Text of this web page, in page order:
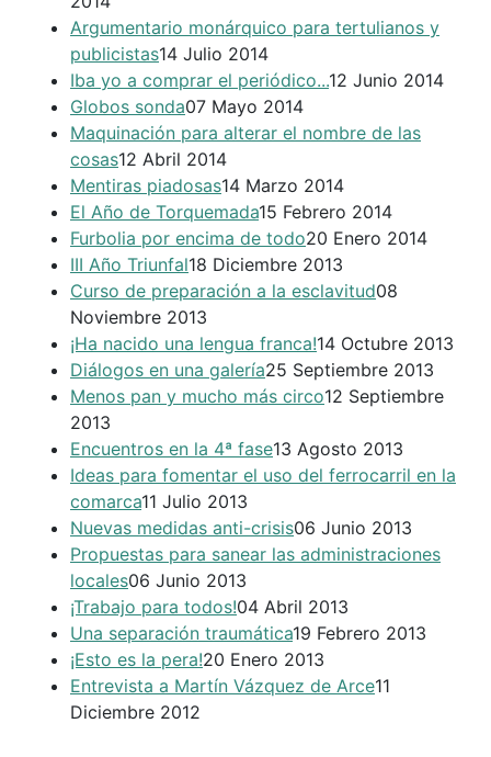
Argumentario monárquico para tertulianos y
publicistas14 Julio 2014
Iba yo a comprar el periódico...12 Junio 2014
Globos sonda07 Mayo 2014
Maquinación para alterar el nombre de las
cosas12 Abril 2014
Mentiras piadosas14 Marzo 2014
El Año de Torquemada15 Febrero 2014
Furbolia por encima de todo20 Enero 2014
III Año Triunfal18 Diciembre 2013
Curso de preparación a la esclavitud08
Noviembre 2013
¡Ha nacido una lengua franca!14 Octubre 2013
Diálogos en una galería25 Septiembre 2013
Menos pan y mucho más circo12 Septiembre
2013
Encuentros en la 4ª fase13 Agosto 2013
Ideas para fomentar el uso del ferrocarril en la
comarca11 Julio 2013
Nuevas medidas anti-crisis06 Junio 2013
Propuestas para sanear las administraciones
locales06 Junio 2013
¡Trabajo para todos!04 Abril 2013
Una separación traumática19 Febrero 2013
¡Esto es la pera!20 Enero 2013
Entrevista a Martín Vázquez de Arce11
Diciembre 2012